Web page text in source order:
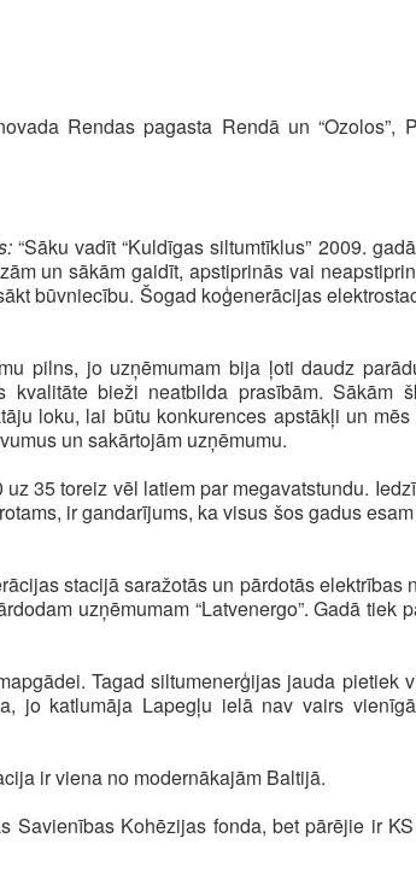
Rendas pagasta Rendā un “Ozolos”,
“Sāku vadīt “Kuldīgas siltumtīklus” 2009.
un sākām gaidīt, apstiprinās vai
būvniecību. Šogad koģenerācijas
pilns, jo uzņēmumam bija ļoti daudz
bieži neatbilda prasībām. Sākām
loku, lai būtu konkurences apstākļi un
un sakārtojām uzņēmumu.
35 toreiz vēl latiem par megavatstundu.
ir gandarījums, ka visus šos gadus
stacijā saražotās un pārdotās elektrības
uzņēmumam “Latvenergo”. Gadā tiek
Tagad siltumenerģijas jauda pietiek
jo katlumāja Lapegļu ielā nav vairs
ir viena no modernākajām Baltijā.
Kohēzijas fonda, bet pārējie ir